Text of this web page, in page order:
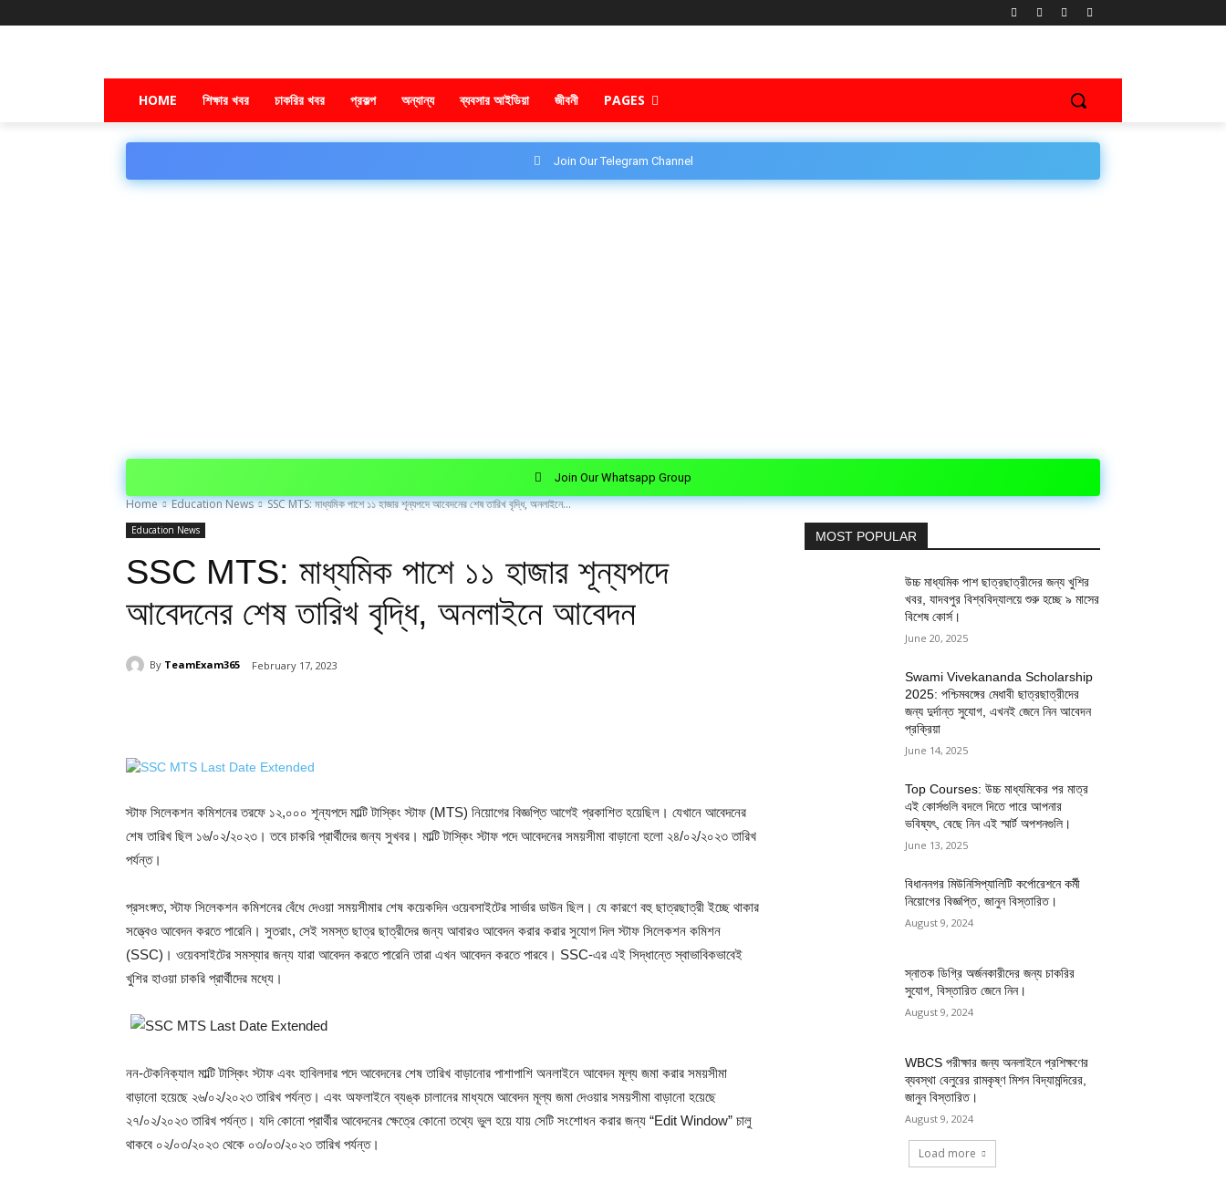
HOME শিক্ষার খবর চাকরির খবর প্রকল্প অন্যান্য ব্যবসার আইডিয়া জীবনী PAGES
Join Our Telegram Channel
Join Our Whatsapp Group
Home Education News SSC MTS: মাধ্যমিক পাশে ১১ হাজার শূন্যপদে আবেদনের শেষ তারিখ বৃদ্ধি, অনলাইনে...
Education News
SSC MTS: মাধ্যমিক পাশে ১১ হাজার শূন্যপদে
আবেদনের শেষ তারিখ বৃদ্ধি, অনলাইনে আবেদন
By TeamExam365 February 17, 2023
স্টাফ সিলেকশন কমিশনের তরফে ১২,০০০ শূন্যপদে মাল্টি টাস্কিং স্টাফ (MTS) নিয়োগের বিজ্ঞপ্তি আগেই প্রকাশিত হয়েছিল। যেখানে আবেদনের
শেষ তারিখ ছিল ১৬/০২/২০২৩। তবে চাকরি প্রার্থীদের জন্য সুখবর। মাল্টি টাস্কিং স্টাফ পদে আবেদনের সময়সীমা বাড়ানো হলো ২৪/০২/২০২৩ তারিখ
পর্যন্ত।
প্রসংঙ্গত, স্টাফ সিলেকশন কমিশনের বেঁধে দেওয়া সময়সীমার শেষ কয়েকদিন ওয়েবসাইটের সার্ভার ডাউন ছিল। যে কারণে বহু ছাত্রছাত্রী ইচ্ছে থাকার
সত্ত্বেও আবেদন করতে পারেনি। সুতরাং, সেই সমস্ত ছাত্র ছাত্রীদের জন্য আবারও আবেদন করার করার সুযোগ দিল স্টাফ সিলেকশন কমিশন
(SSC)। ওয়েবসাইটের সমস্যার জন্য যারা আবেদন করতে পারেনি তারা এখন আবেদন করতে পারবে। SSC-এর এই সিদ্ধান্তে স্বাভাবিকভাবেই
খুশির হাওয়া চাকরি প্রার্থীদের মধ্যে।
নন-টেকনিক্যাল মাল্টি টাস্কিং স্টাফ এবং হাবিলদার পদে আবেদনের শেষ তারিখ বাড়ানোর পাশাপাশি অনলাইনে আবেদন মূল্য জমা করার সময়সীমা
বাড়ানো হয়েছে ২৬/০২/২০২৩ তারিখ পর্যন্ত। এবং অফলাইনে ব্যঙ্ক চালানের মাধ্যমে আবেদন মূল্য জমা দেওয়ার সময়সীমা বাড়ানো হয়েছে
২৭/০২/২০২৩ তারিখ পর্যন্ত। যদি কোনো প্রার্থীর আবেদনের ক্ষেত্রে কোনো তথ্যে ভুল হয়ে যায় সেটি সংশোধন করার জন্য “Edit Window” চালু
থাকবে ০২/০৩/২০২৩ থেকে ০৩/০৩/২০২৩ তারিখ পর্যন্ত।
MOST POPULAR
উচ্চ মাধ্যমিক পাশ ছাত্রছাত্রীদের জন্য খুশির
খবর, যাদবপুর বিশ্ববিদ্যালয়ে শুরু হচ্ছে ৯ মাসের
বিশেষ কোর্স।
June 20, 2025
Swami Vivekananda Scholarship
2025: পশ্চিমবঙ্গের মেধাবী ছাত্রছাত্রীদের
জন্য দুর্দান্ত সুযোগ, এখনই জেনে নিন আবেদন
প্রক্রিয়া
June 14, 2025
Top Courses: উচ্চ মাধ্যমিকের পর মাত্র
এই কোর্সগুলি বদলে দিতে পারে আপনার
ভবিষ্যৎ, বেছে নিন এই স্মার্ট অপশনগুলি।
June 13, 2025
বিধাননগর মিউনিসিপ্যালিটি কর্পোরেশনে কর্মী
নিয়োগের বিজ্ঞপ্তি, জানুন বিস্তারিত।
August 9, 2024
স্নাতক ডিগ্রি অর্জনকারীদের জন্য চাকরির
সুযোগ, বিস্তারিত জেনে নিন।
August 9, 2024
WBCS পরীক্ষার জন্য অনলাইনে প্রশিক্ষণের
ব্যবস্থা বেলুরের রামকৃষ্ণ মিশন বিদ্যামন্দিরের,
জানুন বিস্তারিত।
August 9, 2024
Load more